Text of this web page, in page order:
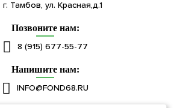
ФОТОГАЛЕРЕЯ
АКТУАЛЬНО
г. Тамбов, ул. Красная,д.1
Позвоните нам:
8 (915) 677-55-77
Напишите нам:
INFO@FOND68.RU